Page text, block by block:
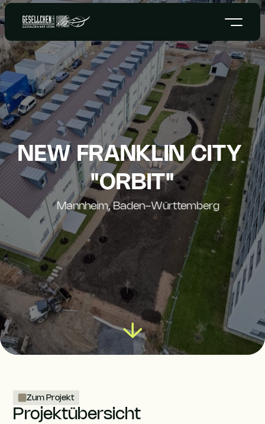
Mannheim, Baden-Württemberg
NEW FRANKLIN CITY
"ORBIT"
Zum Projekt
Projektübersicht